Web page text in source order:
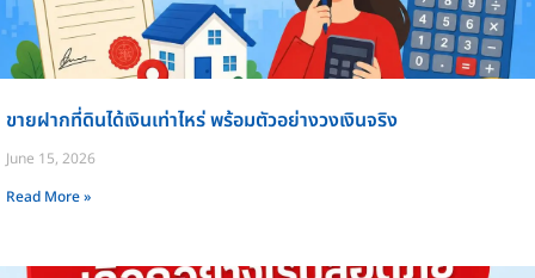
ขายฝากที่ดินได้เงินเท่าไหร่ พร้อมตัวอย่างวงเงินจริง
June 15, 2026
Read More »